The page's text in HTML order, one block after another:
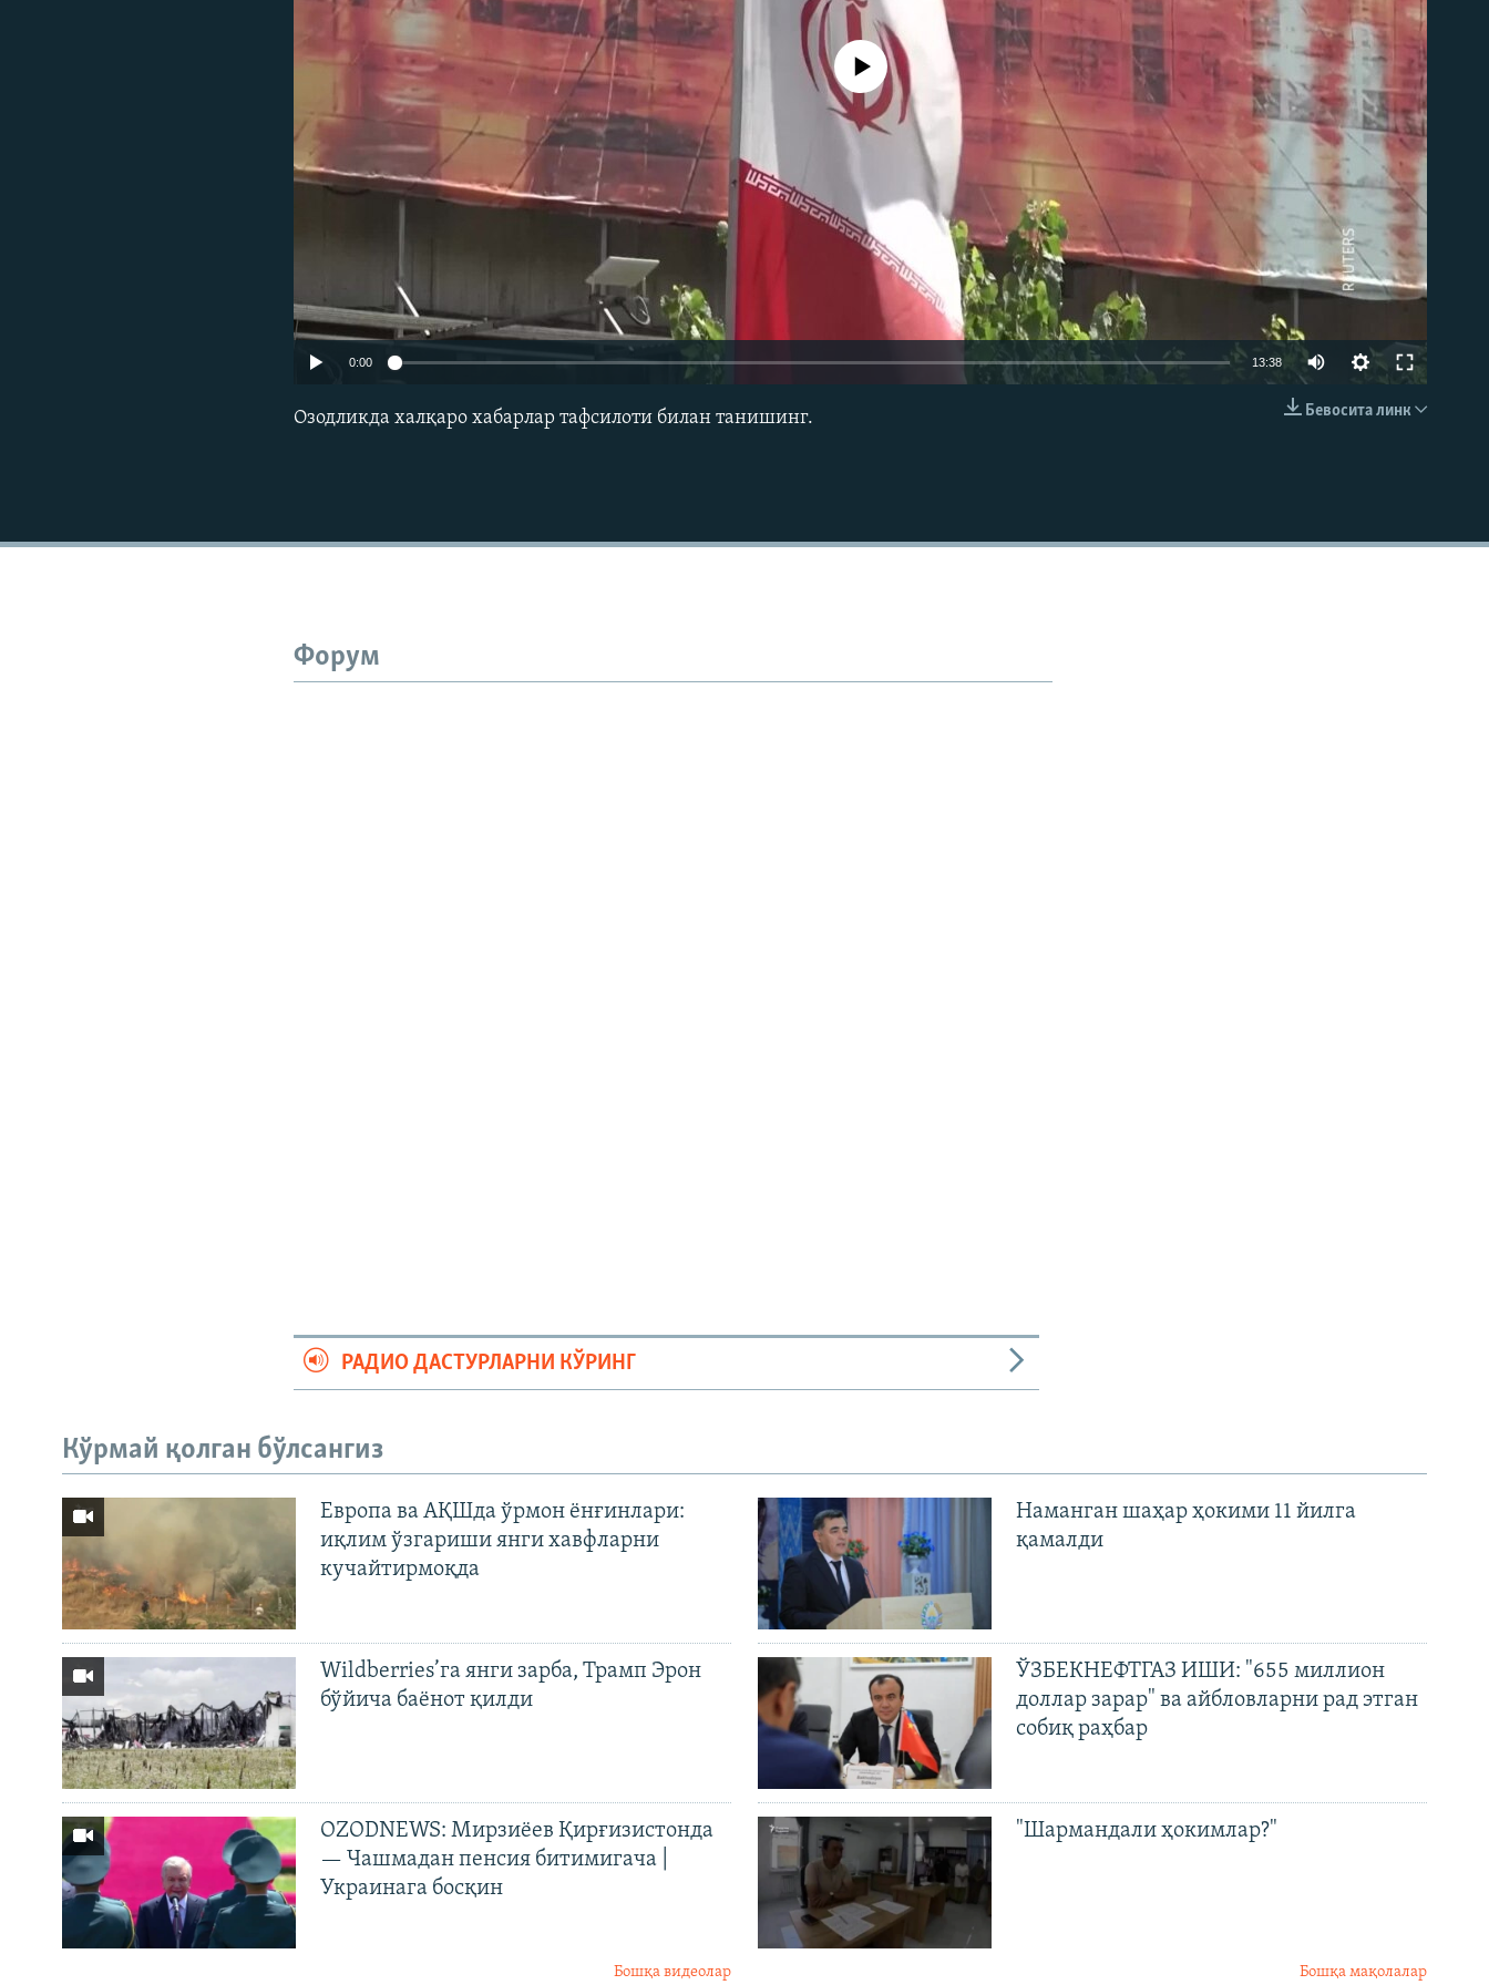
Айни дамда медиа-манба мавжуд эмас
0:00 13:38
1080p
Бевосита линк
Озодликда халқаро хабарлар тафсилоти билан танишинг.
Форум
РАДИО ДАСТУРЛАРНИ КЎРИНГ
Кўрмай қолган бўлсангиз
Европа ва АҚШда ўрмон ёнғинлари:
иқлим ўзгариши янги хавфларни
кучайтирмоқда
Wildberries’га янги зарба, Трамп Эрон
бўйича баёнот қилди
OZODNEWS: Мирзиёев Қирғизистонда
— Чашмадан пенсия битимигача |
Украинага босқин
Бошқа видеолар
Наманган шаҳар ҳокими 11 йилга
қамалди
ЎЗБЕКНЕФТГАЗ ИШИ: "655 миллион
доллар зарар" ва айбловларни рад этган
собиқ раҳбар
"Шармандали ҳокимлар?"
Бошқа мақолалар